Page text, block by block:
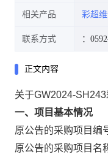
相关产品 彩超
联系方式 ：
正文内容
关于GW2024-
一、项目基本情况
原公告的采购项
原公告的采购项